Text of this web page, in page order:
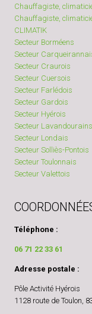
Chauffagiste,
Chauffagiste,
CLIMATIK
Secteur Borméens
Secteur
Secteur Craurois
Secteur Cuersois
Secteur Farlédois
Secteur Gardois
Secteur Hyérois
Secteur Lavandourains
Secteur Londais
Secteur Solliès-Pontois
Secteur Toulonnais
Secteur Valettois
Téléphone :
06 71 22 33 61
Adresse postale :
Pôle Activité Hyérois
1128 route de Toulon,